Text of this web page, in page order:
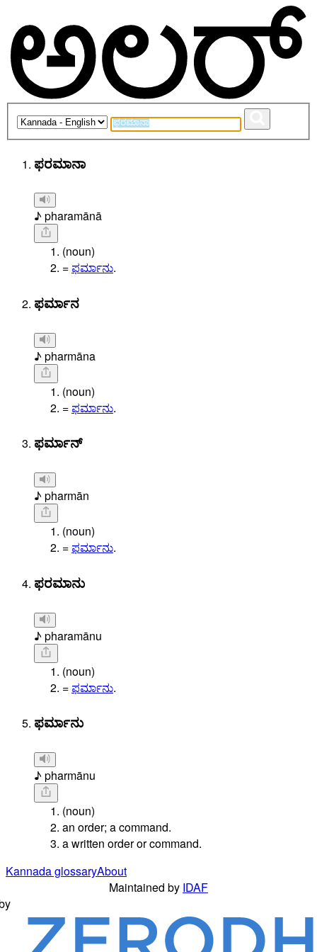
ಫರಮಾನಾ
♪ pharamānā
(noun)
=ಫರ್ಮಾನು.
ಫರ್ಮಾನ
♪ pharmāna
(noun)
=ಫರ್ಮಾನು.
ಫರ್ಮಾನ್
♪ pharmān
(noun)
=ಫರ್ಮಾನು.
ಫರಮಾನು
♪ pharamānu
(noun)
=ಫರ್ಮಾನು.
ಫರ್ಮಾನು
♪ pharmānu
(noun)
an order; a command.
a written order or command.
Kannada glossaryAbout
Maintained by IDAF